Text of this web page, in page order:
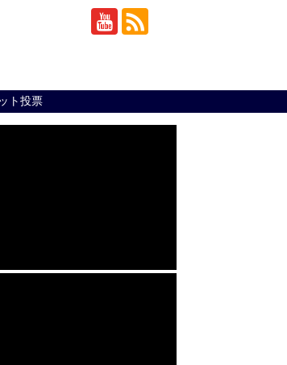
ト投票